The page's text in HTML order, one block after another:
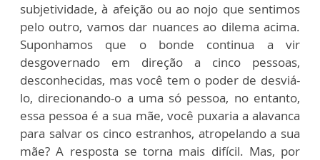
subjetividade, à afeição ou ao nojo que sentimos
pelo outro, vamos dar nuances ao dilema acima.
Suponhamos que o bonde continua a vir
desgovernado em direção a cinco pessoas,
desconhecidas, mas você tem o poder de desviá-
lo, direcionando-o a uma só pessoa, no entanto,
essa pessoa é a sua mãe, você puxaria a alavanca
para salvar os cinco estranhos, atropelando a sua
mãe? A resposta se torna mais difícil. Mas, por